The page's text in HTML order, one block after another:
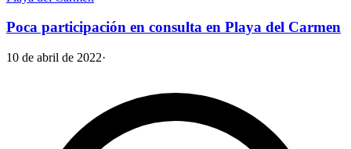
Poca participación en consulta en Playa del Carmen
10 de abril de 2022·